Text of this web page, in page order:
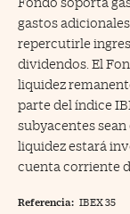
gastos
repercutirle
dividendos. El
liquidez
parte del índice
subyacentes
liquidez estará
cuenta corriente
Referencia: IBEX 35